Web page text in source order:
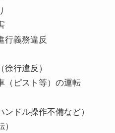
行義務違反
行違反）
（ピスト等）の運転
ドル操作不備など）